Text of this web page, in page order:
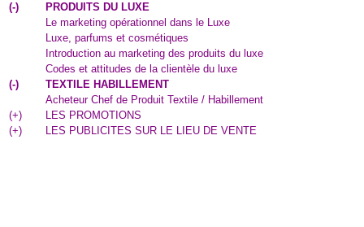
(-)
PRODUITS DU LUXE
Le marketing opérationnel dans le Luxe
Luxe, parfums et cosmétiques
Introduction au marketing des produits du luxe
Codes et attitudes de la clientèle du luxe
(-)
TEXTILE HABILLEMENT
Acheteur Chef de Produit Textile / Habillement
(+)
LES PROMOTIONS
(+) LES PUBLICITES SUR LE LIEU DE VENTE